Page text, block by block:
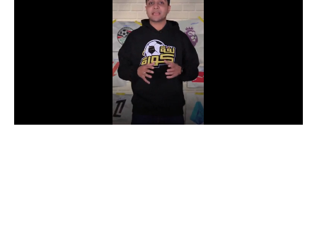
الدوري السعودي للمحترفين
دوري أبطال إفريقيا